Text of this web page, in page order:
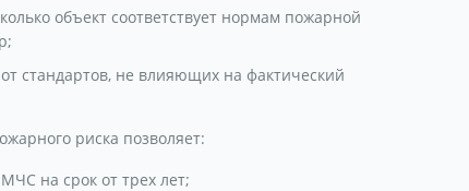
объект соответствует нормам пожарной
стандартов, не влияющих на фактический
риска позволяет:
на срок от трех лет;